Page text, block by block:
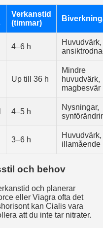
Verkanstid
(timmar)
4–6 h
Huvudvärk,
Up till 36 h
Mindre
huvudvärk,
magbesvär
4–5 h
Nysningar,
3–6 h
Huvudvärk,
illamående
och behov
och planerar
eller Viagra ofta det
kan Cialis vara
att du inte tar nitrater.